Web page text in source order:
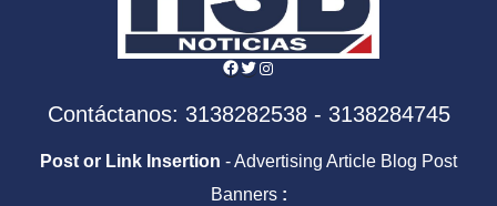
Facebook
Twitter
Instagram
Contáctanos: 3138282538 - 3138284745
Post or Link Insertion - Advertising Article Blog Post
Banners :